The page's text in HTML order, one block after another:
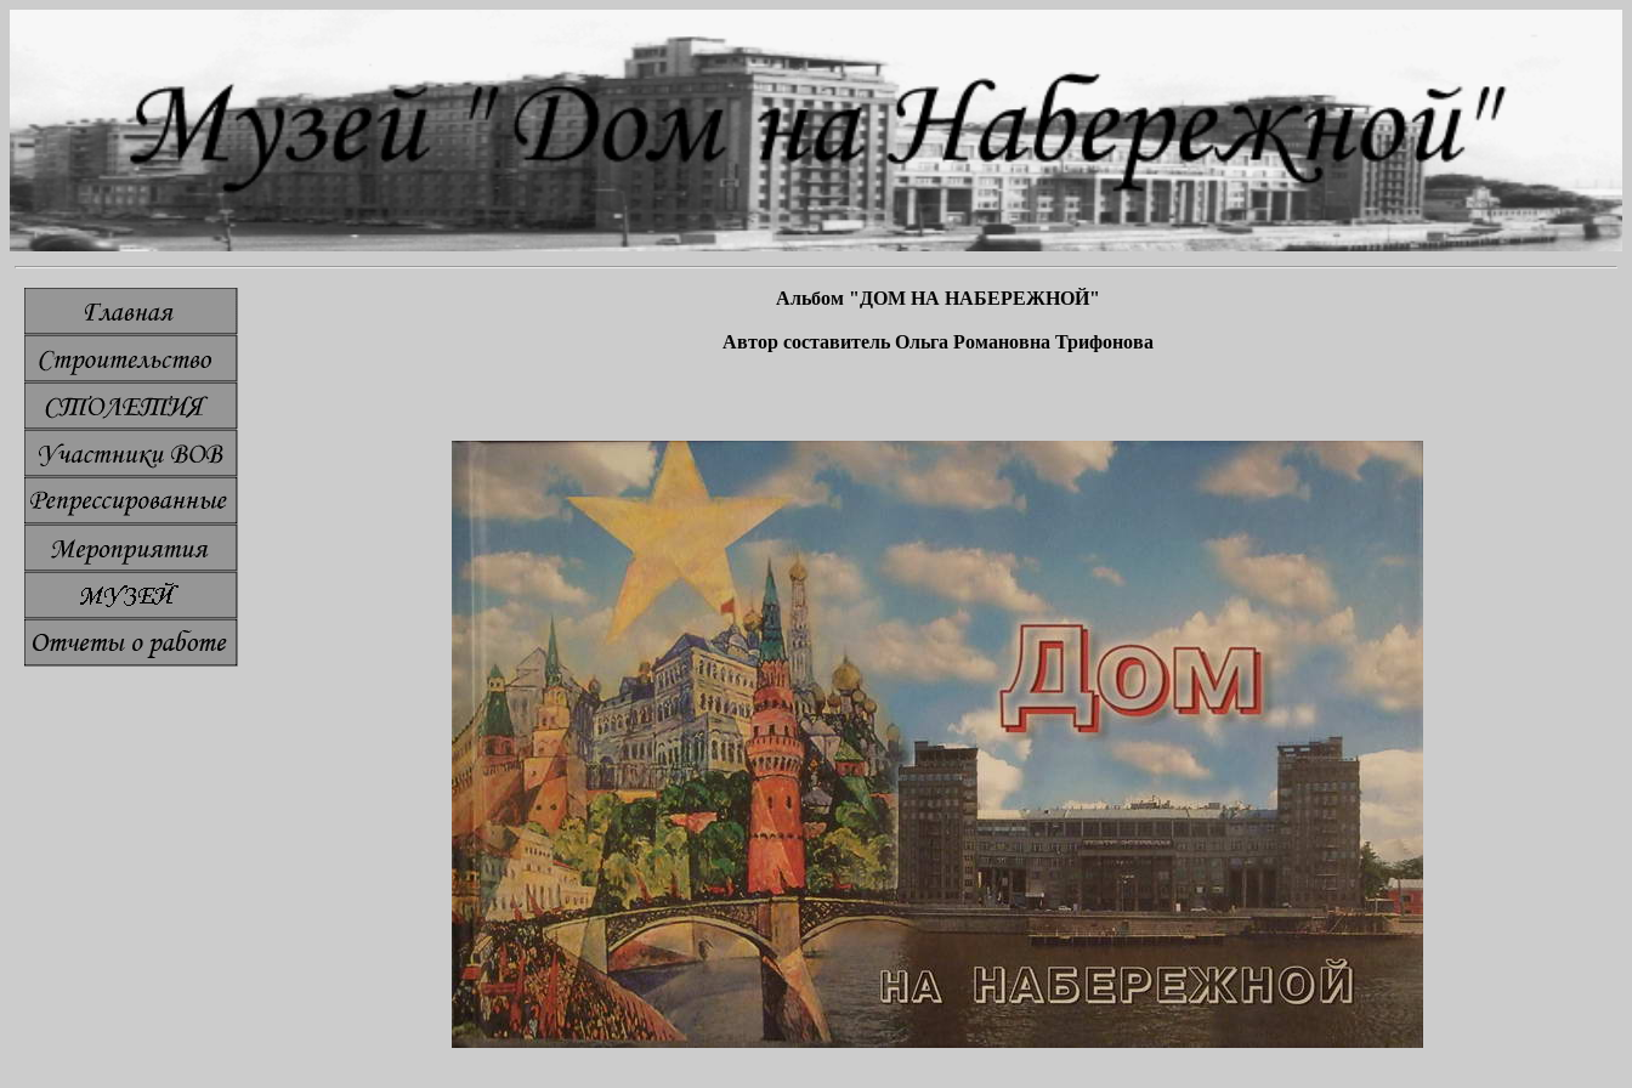
Альбом "ДОМ НА НАБЕРЕЖНОЙ"
Автор составитель Ольга Романовна Трифонова